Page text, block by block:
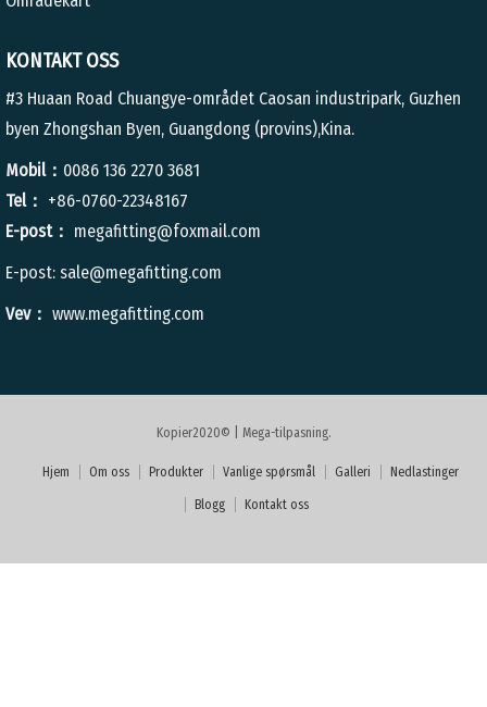
KONTAKT OSS
#3 Huaan Road Chuangye-området Caosan industripark, Guzhen
byen Zhongshan Byen, Guangdong (provins),Kina.
Mobil： 0086 136 2270 3681
Tel： +86-0760-22348167
E-post： megafitting@foxmail.com
E-post: sale@megafitting.com
Vev： www.megafitting.com
Kopier2020© | Mega-tilpasning.
Hjem Om oss Produkter Vanlige spørsmål Galleri Nedlastinger
Blogg Kontakt oss